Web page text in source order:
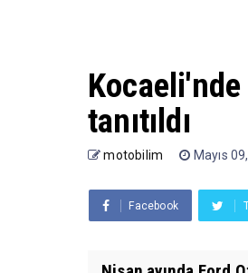
tanıtıldı
motobilim Mayıs
Facebook